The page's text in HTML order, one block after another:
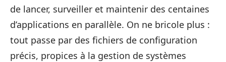
de lancer, surveiller et maintenir des centaines
d’applications en parallèle. On ne bricole plus :
tout passe par des fichiers de configuration
précis, propices à la gestion de systèmes